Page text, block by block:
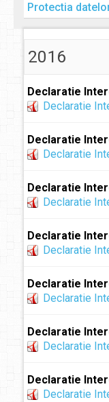
Protectia
2016
Declaratie
Declaratie
Declaratie
Declaratie
Declaratie
Declaratie
Declaratie
Declaratie
Declaratie
Declaratie
Declaratie
Declaratie
Declaratie
Declaratie